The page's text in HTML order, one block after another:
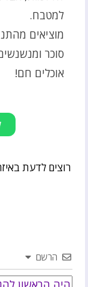
למטבח.
מוציאים
סוכר
אוכלים חם!
רוצים לדעת
הרשם